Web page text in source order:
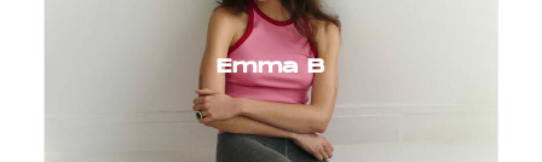
Emma B